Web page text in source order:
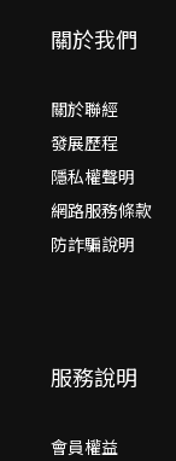
關於我們
關於聯經
發展歷程
隱私權聲明
網路服務條款
防詐騙說明
服務說明
會員權益